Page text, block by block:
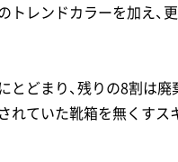
レンドカラーを加え、
どまり、残りの8割は廃
れていた靴箱を無くすス